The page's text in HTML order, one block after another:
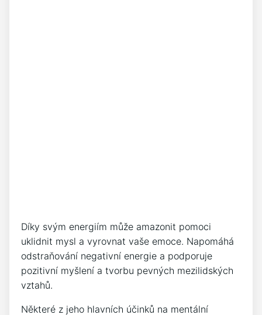
Díky svým energiím může amazonit pomoci
uklidnit mysl a vyrovnat vaše emoce. Napomáhá
odstraňování negativní energie a podporuje
pozitivní myšlení a tvorbu pevných mezilidských
vztahů.
Některé z jeho hlavních účinků na mentální